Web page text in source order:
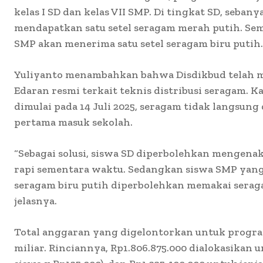
kelas I SD dan kelas VII SMP. Di tingkat SD,
mendapatkan satu setel seragam merah putih.
SMP akan menerima satu setel seragam biru putih.
Yuliyanto menambahkan bahwa Disdikbud telah
Edaran resmi terkait teknis distribusi seragam.
dimulai pada 14 Juli 2025, seragam tidak
pertama masuk sekolah.
“Sebagai solusi, siswa SD diperbolehkan
rapi sementara waktu. Sedangkan siswa SMP
seragam biru putih diperbolehkan memakai
jelasnya.
Total anggaran yang digelontorkan untuk
miliar. Rinciannya, Rp1.806.875.000 dialokasikan